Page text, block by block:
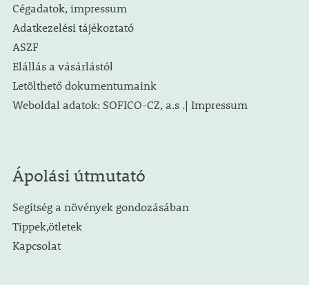
Cégadatok, impressum
Adatkezelési tájékoztató
ASZF
Elállás a vásárlástól
Letölthető dokumentumaink
Weboldal adatok: SOFICO-CZ, a.s .| Impressum
Ápolási útmutató
Segítség a növények gondozásában
Tippek,ötletek
Kapcsolat